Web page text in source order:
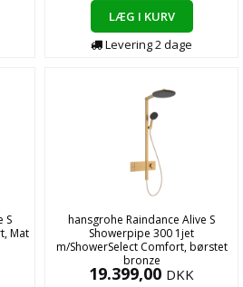
LÆG I KURV
Levering2dage
S
Mat
hansgrohe Raindance Alive S
Showerpipe 300 1jet
m/ShowerSelect Comfort, børstet
bronze
19.399,00 DKK